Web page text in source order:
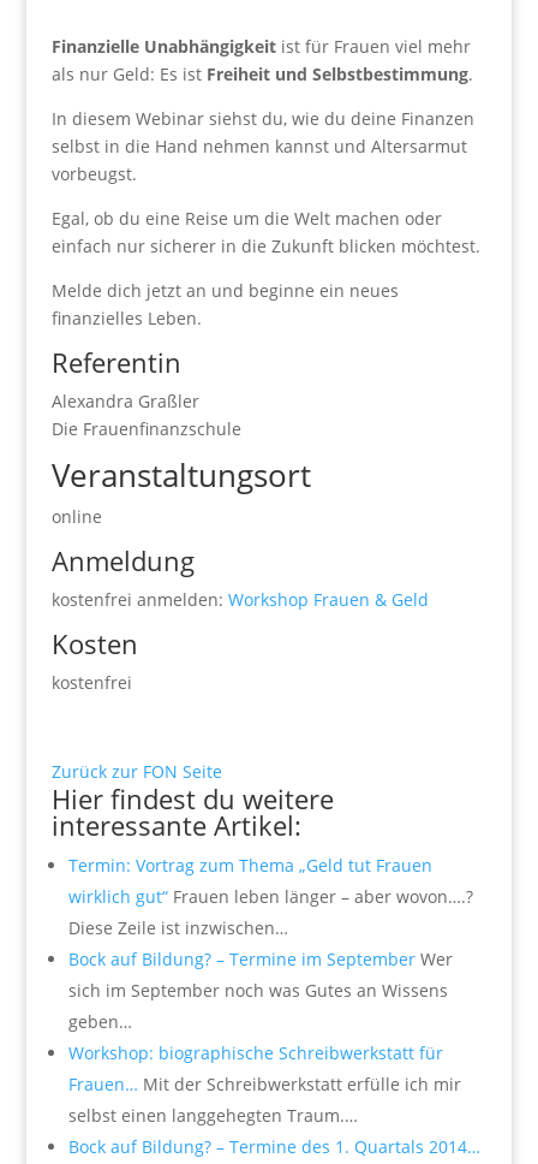
Finanzielle Unabhängigkeit ist für Frauen viel mehr
als nur Geld: Es ist Freiheit und Selbstbestimmung.
In diesem Webinar siehst du, wie du deine Finanzen
selbst in die Hand nehmen kannst und Altersarmut
vorbeugst.
Egal, ob du eine Reise um die Welt machen oder
einfach nur sicherer in die Zukunft blicken möchtest.
Melde dich jetzt an und beginne ein neues
finanzielles Leben.
Referentin
Alexandra Graßler
Die Frauenfinanzschule
Veranstaltungsort
online
Anmeldung
kostenfrei anmelden: Workshop Frauen & Geld
Kosten
kostenfrei
Zurück zur FON Seite
Hier findest du weitere
interessante Artikel:
Termin: Vortrag zum Thema „Geld tut Frauen
wirklich gut“Frauen leben länger – aber wovon….?
Diese Zeile ist inzwischen…
Bock auf Bildung? – Termine im SeptemberWer
sich im September noch was Gutes an Wissens
geben…
Workshop: biographische Schreibwerkstatt für
Frauen… Mit der Schreibwerkstatt erfülle ich mir
selbst einen langgehegten Traum.…
Bock auf Bildung? – Termine des 1. Quartals 2014…